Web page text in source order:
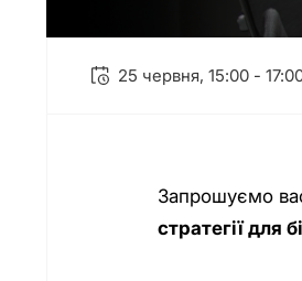
25 червня, 15:00 -
Запрошуємо
стратегії для